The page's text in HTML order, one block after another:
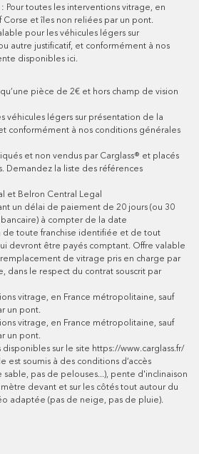
Pour toutes les interventions vitrage, en
Corse et îles non reliées par un pont.
pour les véhicules légers sur
autre justificatif, et conformément à nos
disponibles ici.
pièce de 2€ et hors champ de vision
véhicules légers sur présentation de la
conformément à nos conditions générales
et non vendus par Carglass® et placés
Demandez la liste des références
et Belron Central Legal
un délai de paiement de 20 jours (ou 30
à compter de la date
de toute franchise identifiée et de tout
devront être payés comptant. Offre valable
de vitrage pris en charge par
dans le respect du contrat souscrit par
vitrage, en France métropolitaine, sauf
un pont.
vitrage, en France métropolitaine, sauf
un pont.
disponibles sur le site https://www.carglass.fr/
est soumis à des conditions d’accès
sable, pas de pelouses...), pente d'inclinaison
devant et sur les côtés tout autour du
adaptée (pas de neige, pas de pluie).